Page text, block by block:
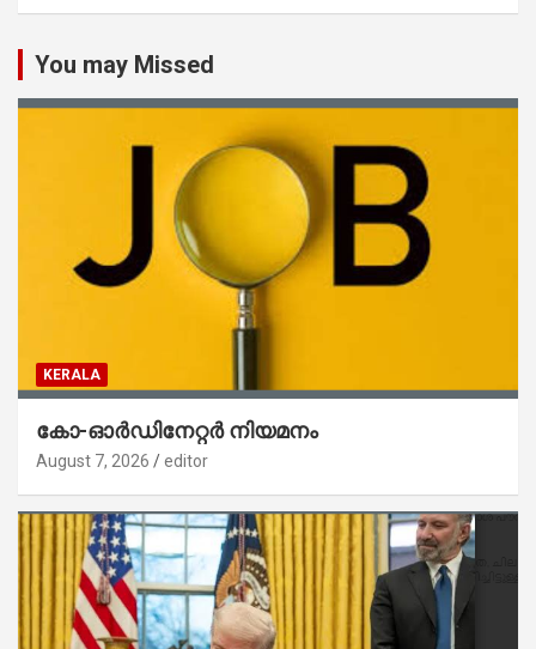
You may Missed
KERALA
കോ-ഓർഡിനേറ്റർ നിയമനം
August 7, 2026 editor